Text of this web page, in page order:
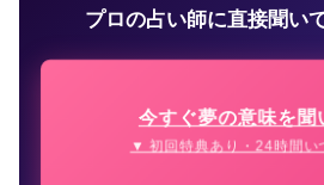
プロの占い師に直接聞い
今すぐ夢の意味を聞
▼ 初回特典あり・24時間い